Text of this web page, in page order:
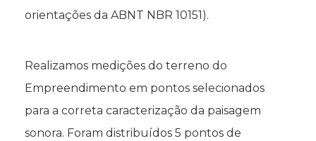
orientações da ABNT NBR 10151).
Realizamos medições do terreno do
Empreendimento em pontos selecionados
para a correta caracterização da paisagem
sonora. Foram distribuídos 5 pontos de